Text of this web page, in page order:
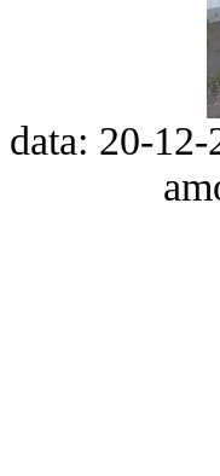
data: 20-